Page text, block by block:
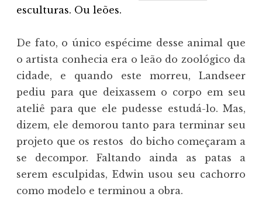
esculturas. Ou leões.
De fato, o único espécime desse animal que
o artista conhecia era o leão do zoológico da
cidade, e quando este morreu, Landseer
pediu para que deixassem o corpo em seu
ateliê para que ele pudesse estudá-lo. Mas,
dizem, ele demorou tanto para terminar seu
projeto que os restos do bicho começaram a
se decompor. Faltando ainda as patas a
serem esculpidas, Edwin usou seu cachorro
como modelo e terminou a obra.